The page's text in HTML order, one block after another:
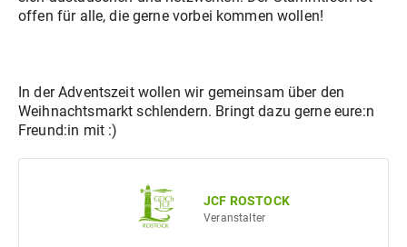
offen für alle, die gerne vorbei kommen wollen!
In der Adventszeit wollen wir gemeinsam über den
Weihnachtsmarkt schlendern. Bringt dazu gerne eure:n
Freund:in mit :)
Veranstalter
JCF ROSTOCK